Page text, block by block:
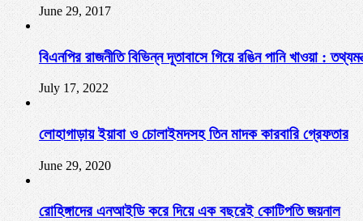
June 29, 2017
বিএনপির রাজনীতি বিভিন্ন দূতাবাসে গিয়ে রঙিন পানি খাওয়া :
July 17, 2022
লোহাগাড়ায় ইয়াবা ও চোলাইমদসহ তিন মাদক কারবারি গ্রেফতার
June 29, 2020
রোহিঙ্গাদের এনআইডি করে দিয়ে এক বছরেই কোটিপতি জয়নাল